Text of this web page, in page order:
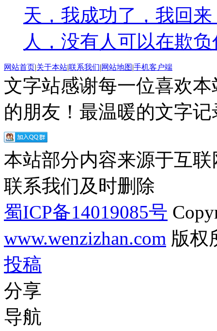
天，我成功了，我回
人，没有人可以在欺负
网站首页|关于本站|联系我们|网站地图|手机客户端
文字站感谢每一位喜欢
的朋友！最温暖的文字
本站部分内容来源于互
联系我们及时删除
蜀ICP备14019085号
www.wenzizhan.com 版权
投稿
分享
导航